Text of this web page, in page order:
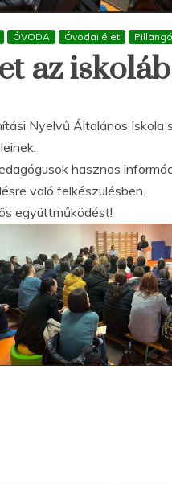
ÓVODA Óvodai élet
az
Nyelvű Általános
hasznos
való felkészülésben.
együttműködést!